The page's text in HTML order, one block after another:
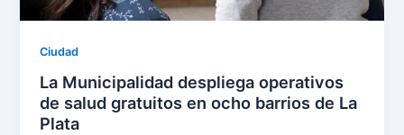
Ciudad
La Municipalidad despliega operativos
de salud gratuitos en ocho barrios de La
Plata